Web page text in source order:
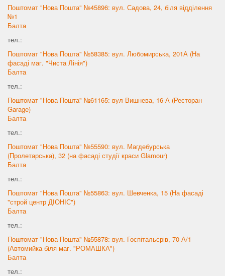
Поштомат "Нова Пошта" №45896: вул. Садова, 24, біля відділення
№1
Балта
тел.:
Поштомат "Нова Пошта" №58385: вул. Любомирська, 201А (На
фасаді маг. "Чиста Лінія")
Балта
тел.:
Поштомат "Нова Пошта" №61165: вул Вишнева, 16 А (Ресторан
Garage)
Балта
тел.:
Поштомат "Нова Пошта" №55590: вул. Магдебурська
(Пролетарська), 32 (на фасаді студії краси Glamour)
Балта
тел.:
Поштомат "Нова Пошта" №55863: вул. Шевченка, 15 (На фасаді
"строй центр ДІОНІС")
Балта
тел.:
Поштомат "Нова Пошта" №55878: вул. Госпітальєрів, 70 А/1
(Автомийка біля маг. "РОМАШКА")
Балта
тел.: